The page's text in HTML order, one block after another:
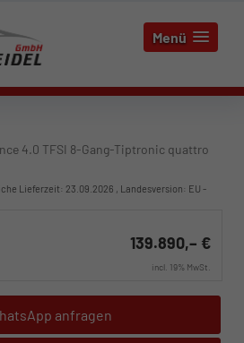
Menü
4.0 TFSI 8-Gang-Tiptronic quattro
Lieferzeit: 23.09.2026 , Landesversion: EU -
139.890,– €
incl. 19% MwSt.
anfragen